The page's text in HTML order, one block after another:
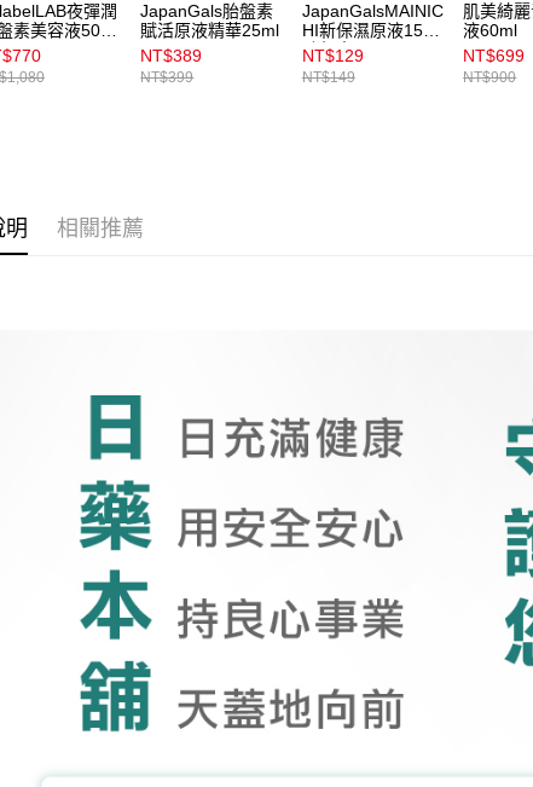
夜彈潤
素美容液50g_
JapanGals胎盤素
賦活原液精華25ml
NT$389
NT$399
JapanGalsMAINIC
HI新保濕原液15ml
胎盤素
NT$129
NT$149
肌美綺
液60ml
NT$699
NT$900
明 相關推薦